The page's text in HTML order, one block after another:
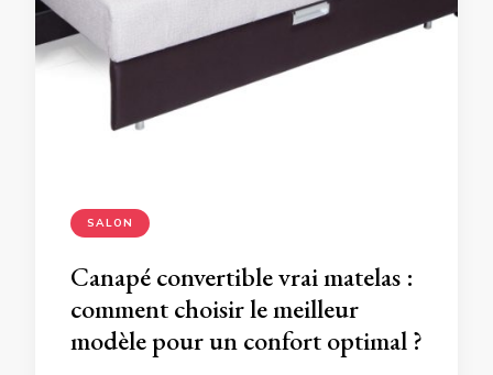
SALON
Canapé convertible vrai matelas :
comment choisir le meilleur
modèle pour un confort optimal ?